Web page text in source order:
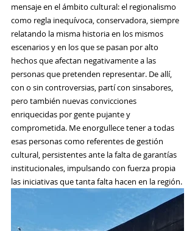
mensaje en el ámbito cultural: el regionalismo
como regla inequívoca, conservadora, siempre
relatando la misma historia en los mismos
escenarios y en los que se pasan por alto
hechos que afectan negativamente a las
personas que pretenden representar. De allí,
con o sin controversias, partí con sinsabores,
pero también nuevas convicciones
enriquecidas por gente pujante y
comprometida. Me enorgullece tener a todas
esas personas como referentes de gestión
cultural, persistentes ante la falta de garantías
institucionales, impulsando con fuerza propia
las iniciativas que tanta falta hacen en la región.